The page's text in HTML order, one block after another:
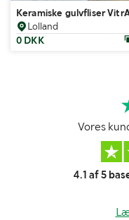
Keramiske gulvfliser
Lolland
0 DKK
Vores
4.1 af 5